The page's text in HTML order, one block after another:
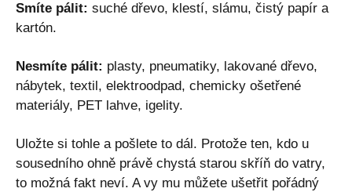
Smíte pálit: suché dřevo, klestí, slámu, čistý papír a
kartón.
Nesmíte pálit: plasty, pneumatiky, lakované dřevo,
nábytek, textil, elektroodpad, chemicky ošetřené
materiály, PET lahve, igelity.
Uložte si tohle a pošlete to dál. Protože ten, kdo u
sousedního ohně právě chystá starou skříň do vatry,
to možná fakt neví. A vy mu můžete ušetřit pořádný